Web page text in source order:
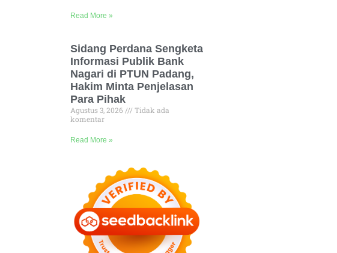
Read More »
Sidang Perdana Sengketa
Informasi Publik Bank
Nagari di PTUN Padang,
Hakim Minta Penjelasan
Para Pihak
Agustus 3, 2026
Tidak ada
komentar
Read More »